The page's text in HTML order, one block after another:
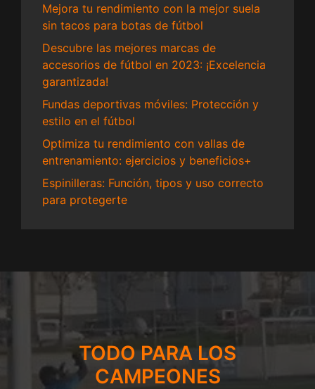
Mejora tu rendimiento con la mejor suela
sin tacos para botas de fútbol
Descubre las mejores marcas de
accesorios de fútbol en 2023: ¡Excelencia
garantizada!
Fundas deportivas móviles: Protección y
estilo en el fútbol
Optimiza tu rendimiento con vallas de
entrenamiento: ejercicios y beneficios+
Espinilleras: Función, tipos y uso correcto
para protegerte
TODO PARA LOS
CAMPEONES